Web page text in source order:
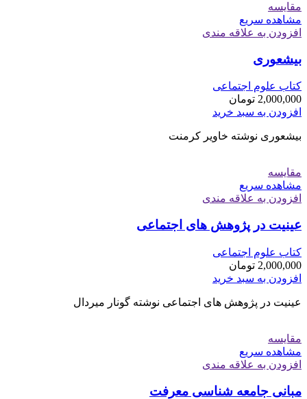
مقایسه
مشاهده سریع
افزودن به علاقه مندی
بیشعوری
کتاب علوم اجتماعی
2,000,000 تومان
افزودن به سبد خرید
بیشعوری نوشته خاویر کرمنت
مقایسه
مشاهده سریع
افزودن به علاقه مندی
عینیت در پژوهش های اجتماعی
کتاب علوم اجتماعی
2,000,000 تومان
افزودن به سبد خرید
عینیت در پژوهش های اجتماعی نوشته گونار میردال
مقایسه
مشاهده سریع
افزودن به علاقه مندی
مبانی جامعه شناسی معرفت